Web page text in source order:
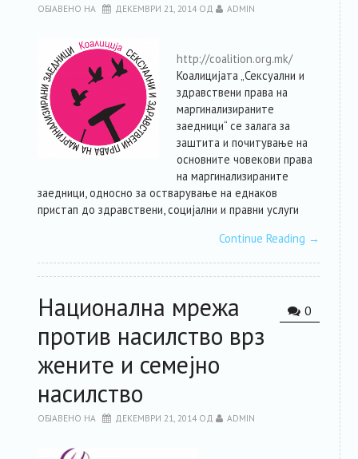
ОБЈАВЕНО НА ДЕКЕМВРИ 21, 2014ОД ADMIN
http://coalition.org.mk/
Коалицијата „Сексуални и
здравствени права на
маргинализираните
заедници“ се залага за
заштита и почитување на
основните човекови права
на маргинализираните
заедници, односно за остварување на еднаков
пристап до здравствени, социјални и правни услуги
Continue Reading →
0
Национална мрежа
против насилство врз
жените и семејно
насилство
ОБЈАВЕНО НА ДЕКЕМВРИ 21, 2014ОД ADMIN